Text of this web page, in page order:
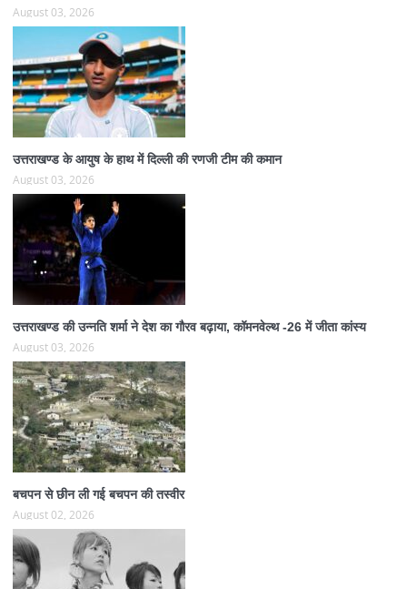
August 03, 2026
उत्तराखण्ड के आयुष के हाथ में दिल्ली की रणजी टीम की कमान
August 03, 2026
उत्तराखण्ड की उन्नति शर्मा ने देश का गौरव बढ़ाया, कॉमनवेल्थ -26 में जीता कांस्य
August 03, 2026
बचपन से छीन ली गई बचपन की तस्वीर
August 02, 2026